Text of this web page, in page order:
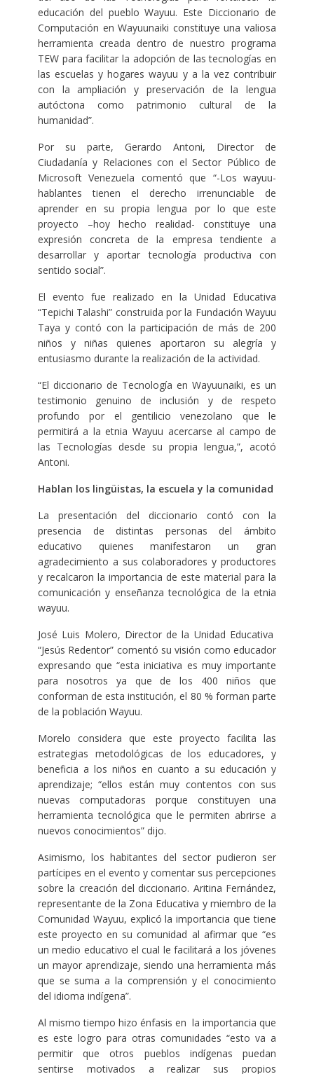
educación del pueblo Wayuu. Este Diccionario de
Computación en Wayuunaiki constituye una valiosa
herramienta creada dentro de nuestro programa
TEW para facilitar la adopción de las tecnologías en
las escuelas y hogares wayuu y a la vez contribuir
con la ampliación y preservación de la lengua
autóctona como patrimonio cultural de la
humanidad”.
Por su parte, Gerardo Antoni, Director de
Ciudadanía y Relaciones con el Sector Público de
Microsoft Venezuela comentó que “-Los wayuu-
hablantes tienen el derecho irrenunciable de
aprender en su propia lengua por lo que este
proyecto –hoy hecho realidad- constituye una
expresión concreta de la empresa tendiente a
desarrollar y aportar tecnología productiva con
sentido social”.
El evento fue realizado en la Unidad Educativa
“Tepichi Talashi” construida por la Fundación Wayuu
Taya y contó con la participación de más de 200
niños y niñas quienes aportaron su alegría y
entusiasmo durante la realización de la actividad.
“El diccionario de Tecnología en Wayuunaiki, es un
testimonio genuino de inclusión y de respeto
profundo por el gentilicio venezolano que le
permitirá a la etnia Wayuu acercarse al campo de
las Tecnologías desde su propia lengua,”, acotó
Antoni.
Hablan los lingüistas, la escuela y la comunidad
La presentación del diccionario contó con la
presencia de distintas personas del ámbito
educativo quienes manifestaron un gran
agradecimiento a sus colaboradores y productores
y recalcaron la importancia de este material para la
comunicación y enseñanza tecnológica de la etnia
wayuu.
José Luis Molero, Director de la Unidad Educativa
“Jesús Redentor” comentó su visión como educador
expresando que “esta iniciativa es muy importante
para nosotros ya que de los 400 niños que
conforman de esta institución, el 80 % forman parte
de la población Wayuu.
Morelo considera que este proyecto facilita las
estrategias metodológicas de los educadores, y
beneficia a los niños en cuanto a su educación y
aprendizaje; “ellos están muy contentos con sus
nuevas computadoras porque constituyen una
herramienta tecnológica que le permiten abrirse a
nuevos conocimientos” dijo.
Asimismo, los habitantes del sector pudieron ser
partícipes en el evento y comentar sus percepciones
sobre la creación del diccionario. Aritina Fernández,
representante de la Zona Educativa y miembro de la
Comunidad Wayuu, explicó la importancia que tiene
este proyecto en su comunidad al afirmar que “es
un medio educativo el cual le facilitará a los jóvenes
un mayor aprendizaje, siendo una herramienta más
que se suma a la comprensión y el conocimiento
del idioma indígena”.
Al mismo tiempo hizo énfasis en la importancia que
es este logro para otras comunidades “esto va a
permitir que otros pueblos indígenas puedan
sentirse motivados a realizar sus propios